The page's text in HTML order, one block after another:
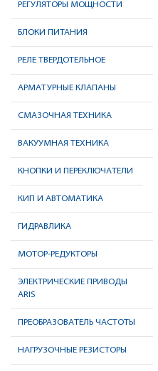
РЕГУЛЯТОРЫ МОЩНОСТИ
БЛОКИ ПИТАНИЯ
РЕЛЕ ТВЕРДОТЕЛЬНОЕ
АРМАТУРНЫЕ КЛАПАНЫ
СМАЗОЧНАЯ ТЕХНИКА
ВАКУУМНАЯ ТЕХНИКА
КНОПКИ И ПЕРЕКЛЮЧАТЕЛИ
КИП И АВТОМАТИКА
ГИДРАВЛИКА
МОТОР-РЕДУКТОРЫ
ЭЛЕКТРИЧЕСКИЕ ПРИВОДЫ
ARIS
ПРЕОБРАЗОВАТЕЛЬ ЧАСТОТЫ
НАГРУЗОЧНЫЕ РЕЗИСТОРЫ